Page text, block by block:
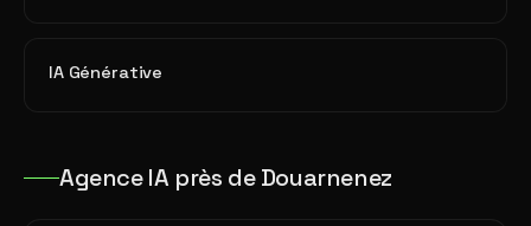
IA Générative
Agence IA près de Douarnenez